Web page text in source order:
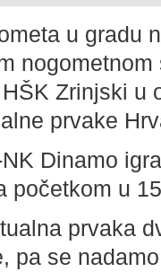
u gradu
Zrinjski u
prvake
Dinamo
početkom u
prvaka
pa se